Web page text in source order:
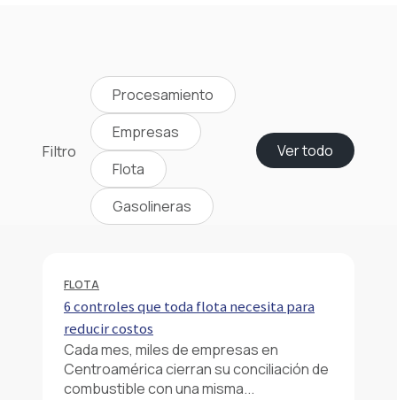
Filtro
Procesamiento
Empresas
Flota
Gasolineras
Ver todo
FLOTA
6 controles que toda flota necesita para
reducir costos
Cada mes, miles de empresas en
Centroamérica cierran su conciliación de
combustible con una misma...